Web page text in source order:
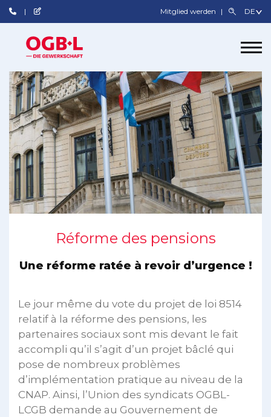
Mitglied werden
Réforme des pensions
Une réforme ratée à revoir d’urgence !
Le jour même du vote du projet de loi 8514
relatif à la réforme des pensions, les
partenaires sociaux sont mis devant le fait
accompli qu’il s’agit d’un projet bâclé qui
pose de nombreux problèmes
d’implémentation pratique au niveau de la
CNAP. Ainsi, l’Union des syndicats OGBL-
LCGB demande au Gouvernement de